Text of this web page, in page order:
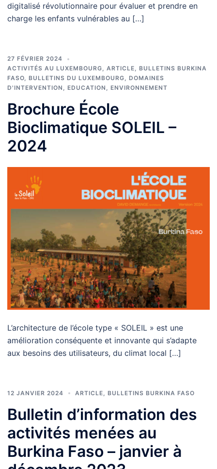
digitalisé révolutionnaire pour évaluer et prendre en
charge les enfants vulnérables au […]
27 FÉVRIER 2024
ACTIVITÉS AU LUXEMBOURG, ARTICLE, BULLETINS BURKINA
FASO, BULLETINS DU LUXEMBOURG, DOMAINES
D'INTERVENTION , EDUCATION , ENVIRONNEMENT
Brochure École
Bioclimatique SOLEIL –
2024
L’architecture de l’école type « SOLEIL » est une
amélioration conséquente et innovante qui s’adapte
aux besoins des utilisateurs, du climat local […]
12 JANVIER 2024 ARTICLE BULLETINS BURKINA FASO
Bulletin d’information des
activités menées au
Burkina Faso – janvier à